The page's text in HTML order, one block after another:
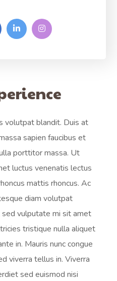
volutpat blandit. Duis at
sapien faucibus et
porttitor massa. Ut
luctus venenatis lectus
mattis rhoncus. Ac
diam volutpat
vulputate mi sit amet
tristique nulla aliquet
in. Mauris nunc congue
viverra tellus in. Viverra
sed euismod nisi